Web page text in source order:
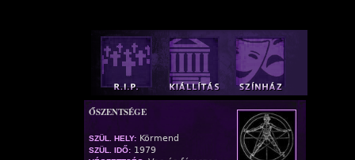
ŐSZENTSÉGE
SZÜL. HELY: Körmend
SZÜL. IDŐ: 1979